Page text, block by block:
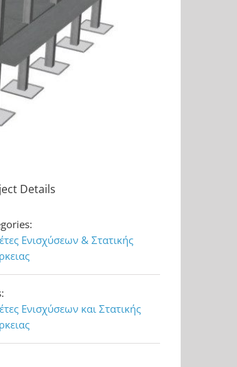
Details
Ενισχύσεων & Στατικής
Ενισχύσεων και Στατικής